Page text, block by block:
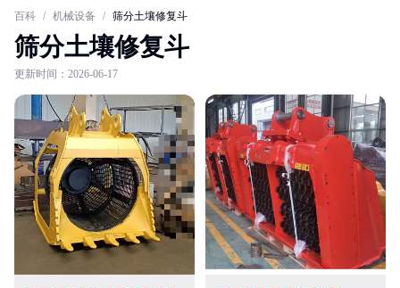
百科 / 机械设备 / 筛分土壤修复斗
筛分土壤修复斗
更新时间：2026-06-17